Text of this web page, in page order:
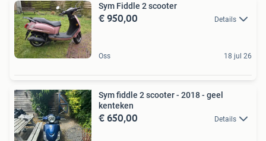
Sym Fiddle 2 scooter
€ 950,00 Details
Oss 18 jul 26
Sym fiddle 2 scooter - 2018 - geel
kenteken
€ 650,00 Details